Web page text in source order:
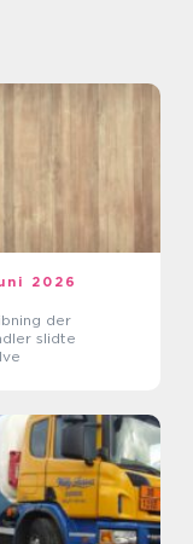
2026
der
slidte